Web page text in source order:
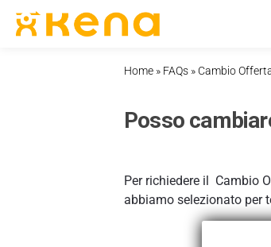
Skip
Home » FAQs » Cambio
Posso
Per richiedere il Cambio
abbiamo selezionato per